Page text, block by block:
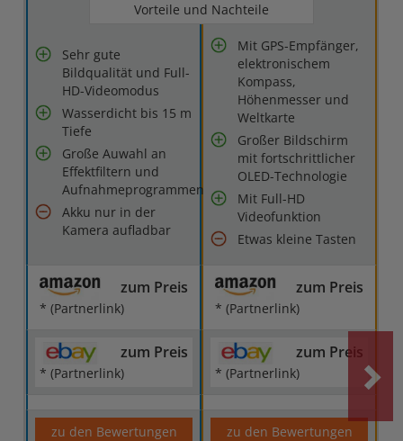
Vorteile und Nachteile
Sehr gute
Bildqualität und Full-
HD-Videomodus
Wasserdicht bis 15 m
Tiefe
Große Auwahl an
Effektfiltern und
Aufnahmeprogrammen
Akku nur in der
Kamera aufladbar
Mit GPS-Empfänger,
elektronischem
Kompass,
Höhenmesser und
Weltkarte
Großer Bildschirm
mit fortschrittlicher
OLED-Technologie
Mit Full-HD
Videofunktion
Etwas kleine Tasten
zum Preis
* (Partnerlink)
zum Preis
* (Partnerlink)
zum Preis
* (Partnerlink)
zum Preis
* (Partnerlink)
zu den Bewertungen zu den Bewertungen